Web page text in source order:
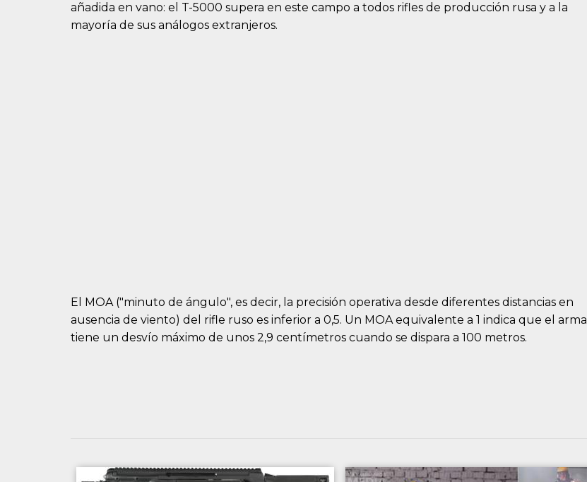
añadida en vano: el T-5000 supera en este campo a todos rifles de producción rusa y a la
mayoría de sus análogos extranjeros.
El MOA ("minuto de ángulo", es decir, la precisión operativa desde diferentes distancias en
ausencia de viento) del rifle ruso es inferior a 0,5. Un MOA equivalente a 1 indica que el arma
tiene un desvío máximo de unos 2,9 centímetros cuando se dispara a 100 metros.